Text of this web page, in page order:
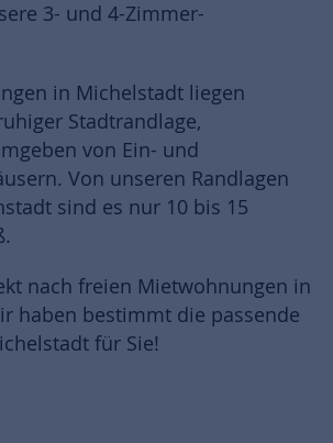
3- und 4-Zimmer-
in Michelstadt liegen
Stadtrandlage,
von Ein- und
Von unseren Randlagen
sind es nur 10 bis 15
nach freien Mietwohnungen in
haben bestimmt die passende
für Sie!